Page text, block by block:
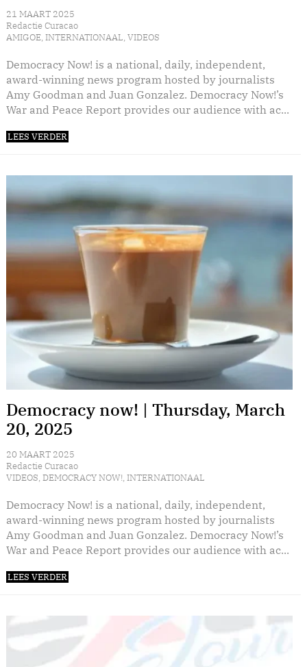
21 MAART 2025
Redactie Curacao
AMIGOE, INTERNATIONAAL, VIDEOS
Democracy Now! is a national, daily, independent,
award-winning news program hosted by journalists
Amy Goodman and Juan Gonzalez. Democracy Now!’s
War and Peace Report provides our audience with ac...
LEES VERDER
Democracy now! | Thursday, March
20, 2025
20 MAART 2025
Redactie Curacao
VIDEOS, DEMOCRACY NOW!, INTERNATIONAAL
Democracy Now! is a national, daily, independent,
award-winning news program hosted by journalists
Amy Goodman and Juan Gonzalez. Democracy Now!’s
War and Peace Report provides our audience with ac...
LEES VERDER